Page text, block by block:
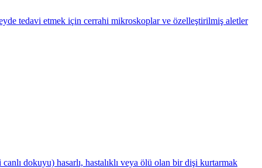
tedavi etmek için cerrahi mikroskoplar ve özelleştirilmiş aletler
dokuyu) hasarlı, hastalıklı veya ölü olan bir dişi kurtarmak